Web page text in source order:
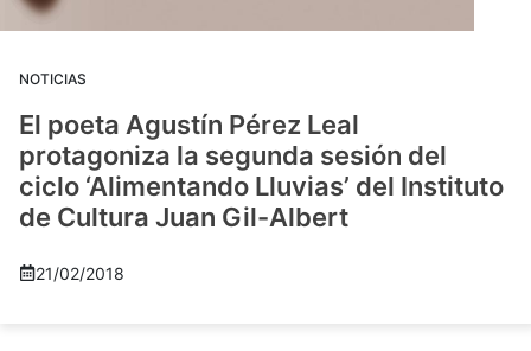
NOTICIAS
El poeta Agustín Pérez Leal
protagoniza la segunda sesión del
ciclo ‘Alimentando Lluvias’ del Instituto
de Cultura Juan Gil-Albert
21/02/2018